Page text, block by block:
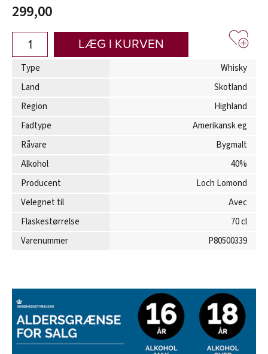
299,00
LÆG I KURVEN
Type
Whisky
Land
Skotland
Region
Highland
Fadtype
Amerikansk eg
Råvare
Bygmalt
Alkohol
40%
Producent
Loch Lomond
Velegnet til
Avec
Flaskestørrelse
70 cl
Varenummer
P80500339